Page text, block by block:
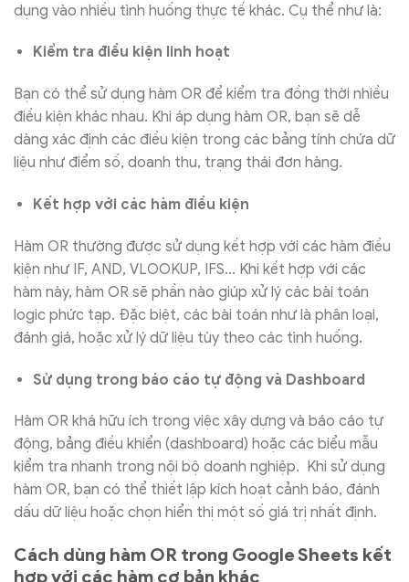
dụng vào nhiều tình huống thực tế khác. Cụ thể như là:
Kiểm tra điều kiện linh hoạt
Bạn có thể sử dụng hàm OR để kiểm tra đồng thời nhiều
điều kiện khác nhau. Khi áp dụng hàm OR, bạn sẽ dễ
dàng xác định các điều kiện trong các bảng tính chứa dữ
liệu như điểm số, doanh thu, trạng thái đơn hàng.
Kết hợp với các hàm điều kiện
Hàm OR thường được sử dụng kết hợp với các hàm điều
kiện như IF, AND, VLOOKUP, IFS… Khi kết hợp với các
hàm này, hàm OR sẽ phần nào giúp xử lý các bài toán
logic phức tạp. Đặc biệt, các bài toán như là phân loại,
đánh giá, hoặc xử lý dữ liệu tùy theo các tình huống.
Sử dụng trong báo cáo tự động và Dashboard
Hàm OR khá hữu ích trong việc xây dựng và báo cáo tự
động, bảng điều khiển (dashboard) hoặc các biểu mẫu
kiểm tra nhanh trong nội bộ doanh nghiệp. Khi sử dụng
hàm OR, bạn có thể thiết lập kích hoạt cảnh báo, đánh
dấu dữ liệu hoặc chọn hiển thị một số giá trị nhất định.
Cách dùng hàm OR trong Google Sheets kết
hợp với các hàm cơ bản khác